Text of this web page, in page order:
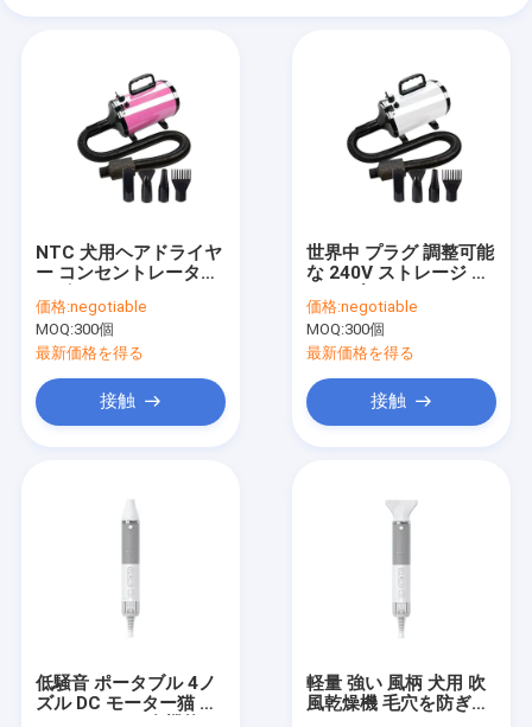
NTC 犬用ヘアドライヤ
ー コンセントレーター
価格:negotiable
MOQ:300個
最新価格を得る
接触
世界中 プラグ 調整可能
な 240V ストレージ ペ
高風速
価格:negotiable
MOQ:300個
最新価格を得る
接触
低騒音 ポータブル 4ノ
ズル DC モーター猫 ヘ
軽量 強い 風柄 犬用 吹
風乾燥機 毛穴を防ぎま